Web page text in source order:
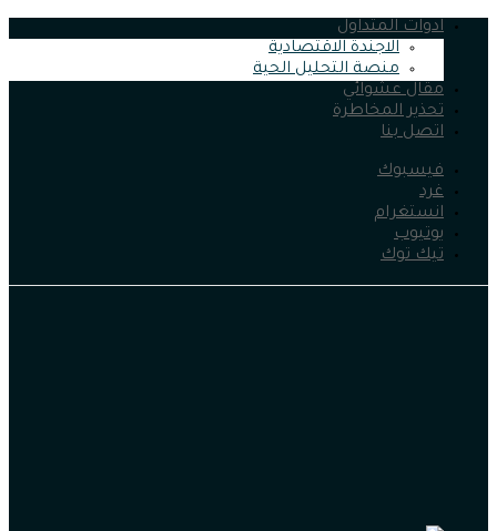
ادوات المتداول
الاجندة الاقتصادية
منصة التحليل الحية
مقال عشوائي
تحذير المخاطرة
اتصل بنا
فيسبوك
غرد
انستغرام
يوتيوب
تيك توك